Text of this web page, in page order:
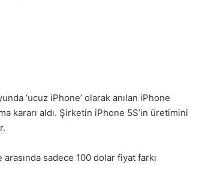
‘ucuz iPhone’ olarak anılan iPhone
kararı aldı. Şirketin iPhone 5S’in üretimini
sadece 100 dolar fiyat farkı